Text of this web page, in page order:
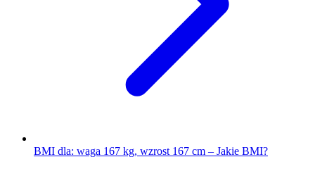
BMI dla: waga 167 kg, wzrost 167 cm – Jakie BMI?